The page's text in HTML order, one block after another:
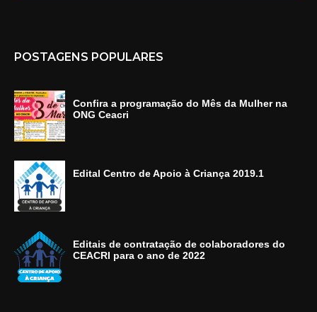
POSTAGENS POPULARES
Confira a programação do Mês da Mulher na
ONG Ceacri
Edital Centro de Apoio à Criança 2019.1
Editais de contratação de colaboradores do
CEACRI para o ano de 2022